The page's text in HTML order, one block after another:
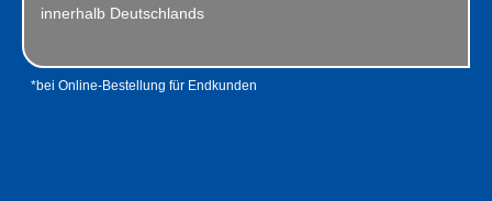
innerhalb Deutschlands
*bei Online-Bestellung für Endkunden